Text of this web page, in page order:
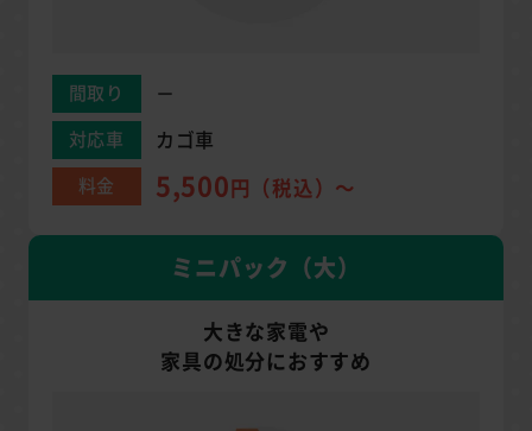
間取り －
対応車 カゴ車
料金 5,500円（税込）～
ミニパック（大）
大きな家電や
家具の処分におすすめ